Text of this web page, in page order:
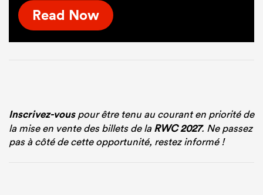
Read Now
Inscrivez-vouspour être tenu au courant en priorité de
la mise en vente des billets de laRWC 2027. Ne passez
pas à côté de cette opportunité, restez informé !